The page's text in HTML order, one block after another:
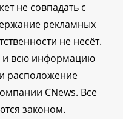
не совпадать с
рекламных
не несёт.
и всю информацию
расположение
CNews. Все
законом.